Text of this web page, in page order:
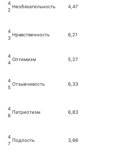
4
2
Необязательность 4,47
4
3
Нравственность 6,21
4
4
Оптимизм 5,27
4
5
Отзывчивость 6,33
4
6
Патриотизм 6,83
4
7
Подлость 3,66